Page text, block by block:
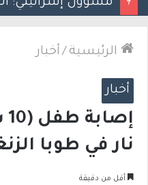
الرئيسية / أخبار
أخبار
نار في طوبا
أقل من دقيقة